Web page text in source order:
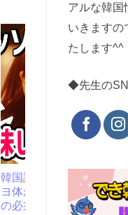
韓国語で「美味しい」ヘ
ヨ体からスラングまで10
の必須表現｜音声付き
アルな韓国
いきますの
たします^^
◆先生の